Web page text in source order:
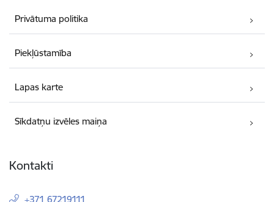
Privātuma politika
Piekļūstamība
Lapas karte
Sīkdatņu izvēles maiņa
Kontakti
+371 67219111